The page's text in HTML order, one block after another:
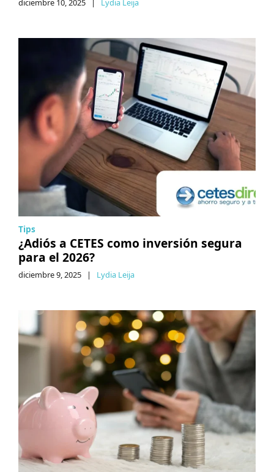
diciembre 10, 2025 | Lydia Leija
Tips
¿Adiós a CETES como inversión segura
para el 2026?
diciembre 9, 2025 | Lydia Leija